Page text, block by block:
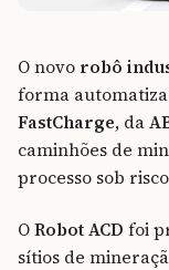
O novo robô
forma
FastCharge, da
caminhões de
processo sob
ORobot ACD foi
sítios de